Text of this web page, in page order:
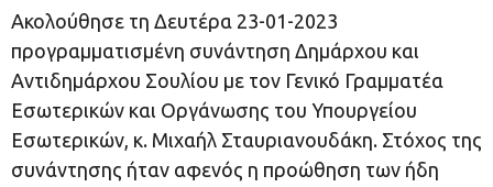
Ακολούθησε τη Δευτέρα 23-01-2023
προγραμματισμένη συνάντηση Δημάρχου και
Αντιδημάρχου Σουλίου με τον Γενικό Γραμματέα
Εσωτερικών και Οργάνωσης του Υπουργείου
Εσωτερικών, κ. Μιχαήλ Σταυριανουδάκη. Στόχος της
συνάντησης ήταν αφενός η προώθηση των ήδη